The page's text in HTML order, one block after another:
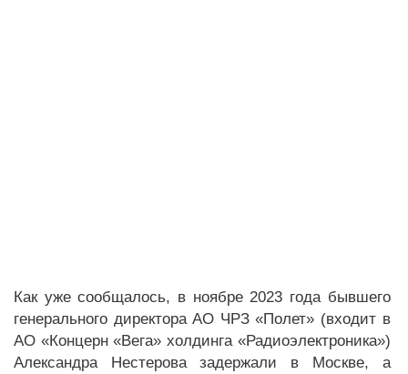
Как уже сообщалось, в ноябре 2023 года бывшего
генерального директора АО ЧРЗ «Полет» (входит в
АО «Концерн «Вега» холдинга «Радиоэлектроника»)
Александра Нестерова задержали в Москве, а